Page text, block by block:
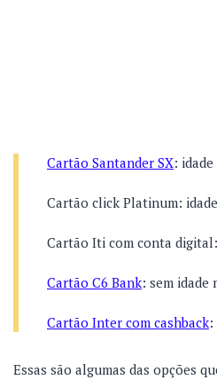
Cartão Santander SX:
Cartão click Platinum:
Cartão Iti com conta digital
Cartão C6 Bank: sem idade
Cartão Inter com cashback
Essas são algumas das opções